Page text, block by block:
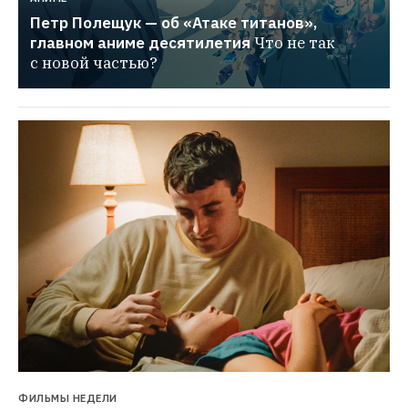
Петр Полещук — об «Атаке титанов»,
главном аниме десятилетияЧто не так
с новой частью?
ФИЛЬМЫ НЕДЕЛИ